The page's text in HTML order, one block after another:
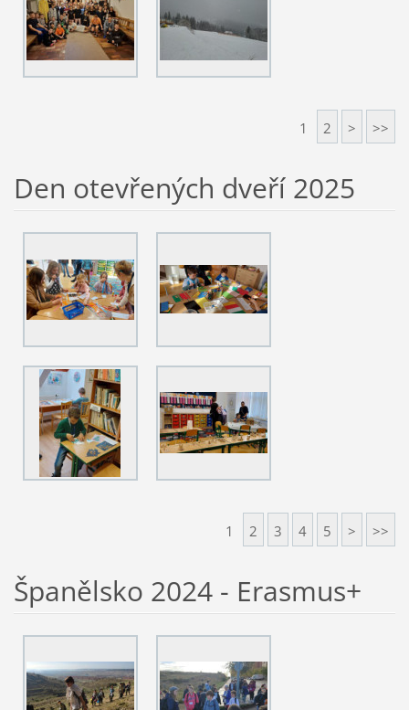
1 2 > >>
Den otevřených dveří 2025
1 2 3 4 5 > >>
Španělsko 2024 - Erasmus+